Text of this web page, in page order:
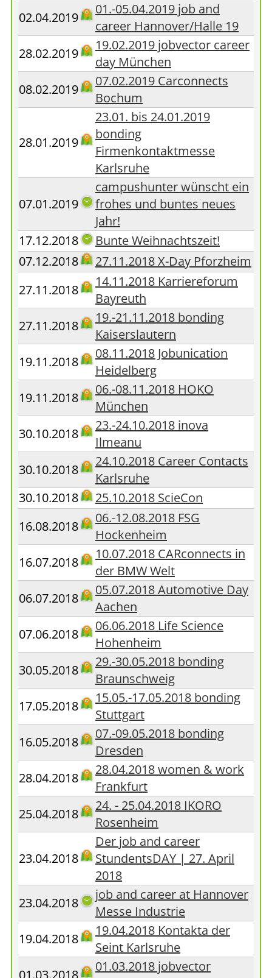
02.04.2019
01.-05.04.2019 job and
career Hannover/Halle 19
28.02.2019
19.02.2019 jobvector career
day München
08.02.2019
07.02.2019 Carconnects
Bochum
28.01.2019
23.01. bis 24.01.2019
bonding
Firmenkontaktmesse
Karlsruhe
07.01.2019
campushunter wünscht ein
frohes und buntes neues
Jahr!
17.12.2018
Bunte Weihnachtszeit!
07.12.2018
27.11.2018 X-Day Pforzheim
27.11.2018
14.11.2018 Karriereforum
Bayreuth
27.11.2018
19.-21.11.2018 bonding
Kaiserslautern
19.11.2018
08.11.2018 Jobunication
Heidelberg
19.11.2018
06.-08.11.2018 HOKO
München
30.10.2018
23.-24.10.2018 inova
Ilmeanu
30.10.2018
24.10.2018 Career Contacts
Karlsruhe
30.10.2018
25.10.2018 ScieCon
16.08.2018
06.-12.08.2018 FSG
Hockenheim
16.07.2018
10.07.2018 CARconnects in
der BMW Welt
06.07.2018
05.07.2018 Automotive Day
Aachen
07.06.2018
06.06.2018 Life Science
Hohenheim
30.05.2018
29.-30.05.2018 bonding
Braunschweig
17.05.2018
15.05.-17.05.2018 bonding
Stuttgart
16.05.2018
07.-09.05.2018 bonding
Dresden
28.04.2018
28.04.2018 women & work
Frankfurt
25.04.2018
24. - 25.04.2018 IKORO
Rosenheim
23.04.2018
Der job and career
StundentsDAY | 27. April
2018
23.04.2018
job and career at Hannover
Messe Industrie
19.04.2018
19.04.2018 Kontakta der
Seint Karlsruhe
01.03.2018
01.03.2018 jobvector